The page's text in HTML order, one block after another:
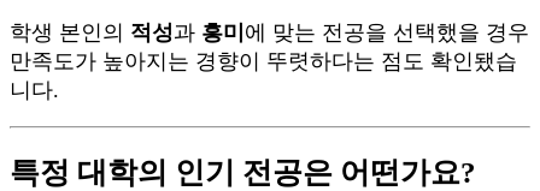
학생 본인의 적성과 흥미 에 맞는 전공을 선택했을 경우
만족도가 높아지는 경향이 뚜렷하다는 점도 확인됐습
니다.
특정 대학의 인기 전공은 어떤가요?